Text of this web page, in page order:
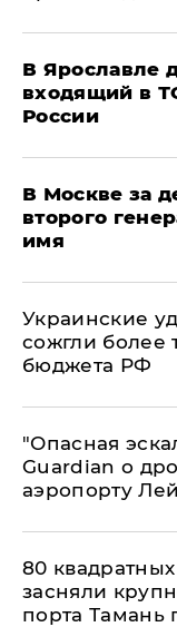
В Ярославле
входящий в
России
В Москве за
второго
имя
Украинские
сожгли более
бюджета РФ
"Опасная
Guardian о
аэропорту
80
засняли
порта Тамань